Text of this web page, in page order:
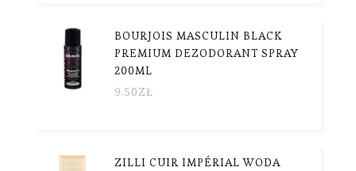
BOURJOIS MASCULIN BLACK
PREMIUM DEZODORANT SPRAY
200ML
9.50ZŁ
ZILLI CUIR IMPÉRIAL WODA